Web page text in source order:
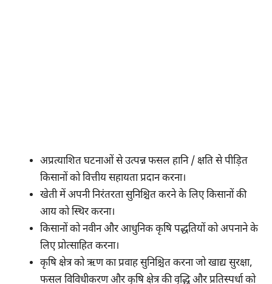
अप्रत्याशित घटनाओं से उत्पन्न फसल हानि / क्षति से पीड़ित
किसानों को वित्तीय सहायता प्रदान करना।
खेती में अपनी निरंतरता सुनिश्चित करने के लिए किसानों की
आय को स्थिर करना।
किसानों को नवीन और आधुनिक कृषि पद्धतियों को अपनाने के
लिए प्रोत्साहित करना।
कृषि क्षेत्र को ऋण का प्रवाह सुनिश्चित करना जो खाद्य सुरक्षा,
फसल विविधीकरण और कृषि क्षेत्र की वृद्धि और प्रतिस्पर्धा को